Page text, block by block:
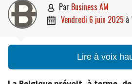
 par Business AM
 vendredi 6 juin 2025 à
Lire à voix